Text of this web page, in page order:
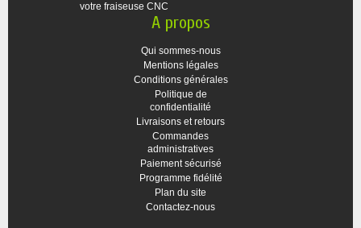
votre fraiseuse CNC
A propos
Qui sommes-nous
Mentions légales
Conditions générales
Politique de
confidentialité
Livraisons et retours
Commandes
administratives
Paiement sécurisé
Programme fidélité
Plan du site
Contactez-nous